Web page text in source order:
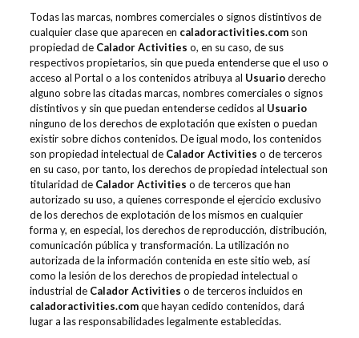
Todas las marcas, nombres comerciales o signos distintivos de
cualquier clase que aparecen en caladoractivities.comson
propiedad de Calador Activities o, en su caso, de sus
respectivos propietarios, sin que pueda entenderse que el uso o
acceso al Portal o a los contenidos atribuya al Usuarioderecho
alguno sobre las citadas marcas, nombres comerciales o signos
distintivos y sin que puedan entenderse cedidos al Usuario
ninguno de los derechos de explotación que existen o puedan
existir sobre dichos contenidos. De igual modo, los contenidos
son propiedad intelectual de Calador Activities o de terceros
en su caso, por tanto, los derechos de propiedad intelectual son
titularidad de Calador Activities o de terceros que han
autorizado su uso, a quienes corresponde el ejercicio exclusivo
de los derechos de explotación de los mismos en cualquier
forma y, en especial, los derechos de reproducción, distribución,
comunicación pública y transformación. La utilización no
autorizada de la información contenida en este sitio web, así
como la lesión de los derechos de propiedad intelectual o
industrial de Calador Activities o de terceros incluidos en
caladoractivities.comque hayan cedido contenidos, dará
lugar a las responsabilidades legalmente establecidas.